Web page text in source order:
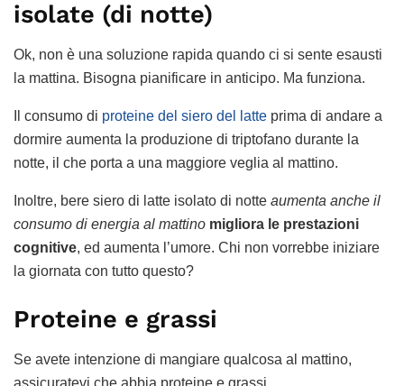
isolate (di notte)
Ok, non è una soluzione rapida quando ci si sente esausti
la mattina. Bisogna pianificare in anticipo. Ma funziona.
Il consumo di proteine del siero del latte prima di andare a
dormire aumenta la produzione di triptofano durante la
notte, il che porta a una maggiore veglia al mattino.
Inoltre, bere siero di latte isolato di notte aumenta anche il
consumo di energia al mattino migliora le prestazioni
cognitive, ed aumenta l’umore. Chi non vorrebbe iniziare
la giornata con tutto questo?
Proteine e grassi
Se avete intenzione di mangiare qualcosa al mattino,
assicuratevi che abbia proteine e grassi.